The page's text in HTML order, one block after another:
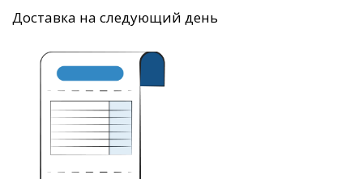
Доставка на следующий день